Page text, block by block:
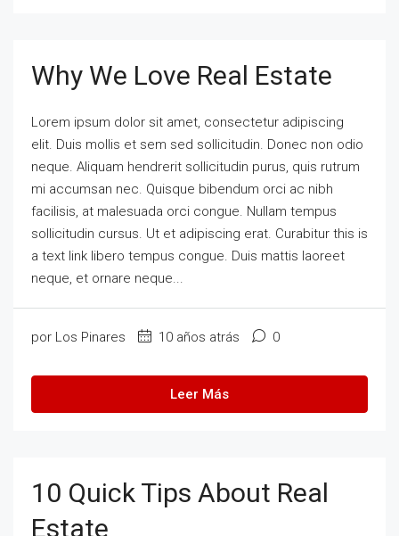
Why We Love Real Estate
Lorem ipsum dolor sit amet, consectetur adipiscing
elit. Duis mollis et sem sed sollicitudin. Donec non odio
neque. Aliquam hendrerit sollicitudin purus, quis rutrum
mi accumsan nec. Quisque bibendum orci ac nibh
facilisis, at malesuada orci congue. Nullam tempus
sollicitudin cursus. Ut et adipiscing erat. Curabitur this is
a text link libero tempus congue. Duis mattis laoreet
neque, et ornare neque...
por Los Pinares 10 años atrás 0
Leer Más
10 Quick Tips About Real
Estate